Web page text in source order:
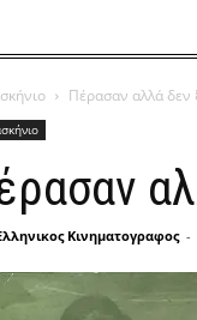
Πέρασαν αλλά δεν
Κινηματογραφος -